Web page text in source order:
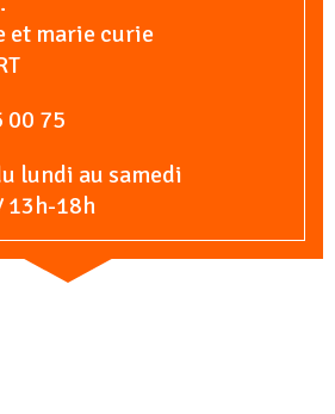
et marie curie
00 75
lundi au samedi
13h-18h